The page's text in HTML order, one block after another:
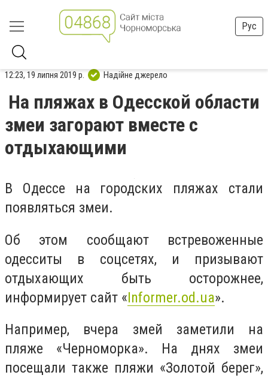
Рус
12:23, 19 липня 2019 р. Надійне джерело
На пляжах в Одесской области
змеи загорают вместе с
отдыхающими
В Одессе на городских пляжах стали
появляться змеи.
Об этом сообщают встревоженные
одесситы в соцсетях, и призывают
отдыхающих быть осторожнее,
информирует сайт «Informer.od.ua».
Например, вчера змей заметили на
пляже «Черноморка». На днях змеи
посещали также пляжи «Золотой берег»,